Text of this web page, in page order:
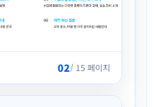
02/ 15 페이지